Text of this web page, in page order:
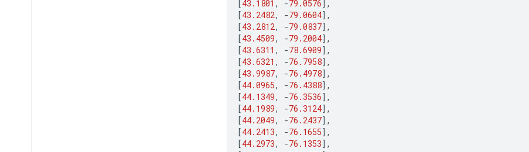
[43.1801 , -79.0576],
[43.2482, -79.0604],
[43.2812, -79.0837],
[43.4509, -79.2004],
[43.6311 , -78.6909],
[43.6321 , -76.7958],
[43.9987, -76.4978],
[44.0965, -76.4388],
[44.1349, -76.3536],
[44.1989, -76.3124],
[44.2049, -76.2437],
[44.2413, -76.1655],
[44.2973, -76.1353],